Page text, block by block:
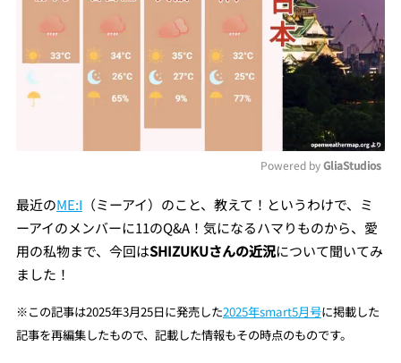
Mute
Powered by GliaStudios
最近のME:I （ミーアイ）のこと、教えて！というわけで、ミ
ーアイのメンバーに11のQ&A！気になるハマりものから、愛
用の私物まで、今回はSHIZUKUさんの近況について聞いてみ
ました！
※この記事は2025年3月25日に発売した2025年smart5月号に掲載した
記事を再編集したもので、記載した情報もその時点のものです。